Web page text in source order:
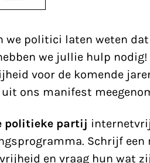
we politici laten weten
we jullie hulp
voor de komende
ons manifest
politieke partij
Schrijf
en vraag hun wat